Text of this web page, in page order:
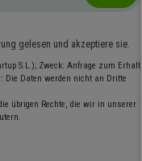
gelesen und akzeptiere sie.
S.L.); Zweck: Anfrage zum Erhalt
Die Daten werden nicht an Dritte
übrigen Rechte, die wir in unserer